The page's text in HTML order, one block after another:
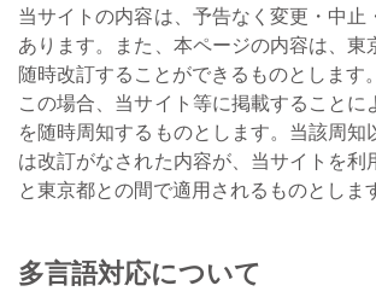
当サイトの内容は、予告なく変更・中止
あります。また、本ページの内容は、東
随時改訂することができるものとします。
この場合、当サイト等に掲載することに
を随時周知するものとします。当該周知
は改訂がなされた内容が、当サイトを利
と東京都との間で適用されるものとしま
多言語対応について